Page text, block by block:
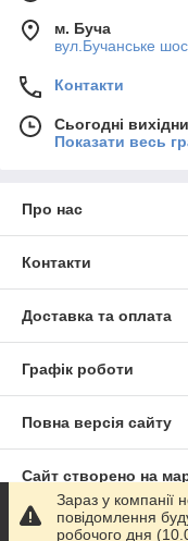
м. Буча
вул.Бучанське
Контакти
Сьогодні
Показати весь
Про нас
Контакти
Доставка та оплата
Графік роботи
Повна версія сайту
Сайт створено на
Політика
Зараз у компанії
повідомлення
робочого дня